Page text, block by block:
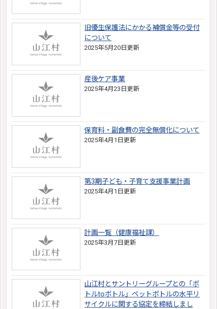
旧優生保護法にかかる補償金等の受付
について
2025年5月20日更新
産後ケア事業
2025年4月23日更新
保育料・副食費の完全無償化について
2025年4月1日更新
第3期子ども・子育て支援事業計画
2025年4月1日更新
計画一覧（健康福祉課）
2025年3月7日更新
山江村とサントリーグループとの「ボ
トルtoボトル」ペットボトルの水平リ
サイクルに関する協定を締結しまし